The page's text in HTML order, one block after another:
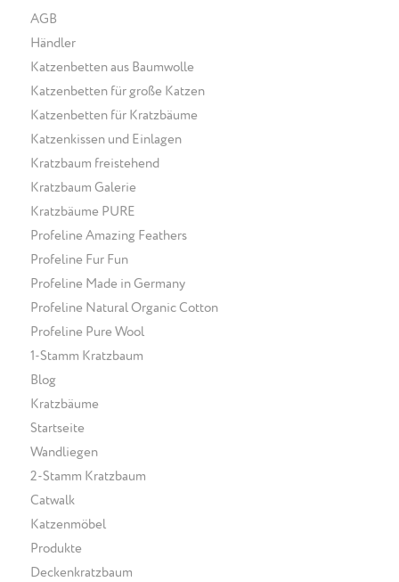
AGB
Händler
Katzenbetten aus Baumwolle
Katzenbetten für große Katzen
Katzenbetten für Kratzbäume
Katzenkissen und Einlagen
Kratzbaum freistehend
Kratzbaum Galerie
Kratzbäume PURE
Profeline Amazing Feathers
Profeline Fur Fun
Profeline Made in Germany
Profeline Natural Organic Cotton
Profeline Pure Wool
1-Stamm Kratzbaum
Blog
Kratzbäume
Startseite
Wandliegen
2-Stamm Kratzbaum
Catwalk
Katzenmöbel
Produkte
Deckenkratzbaum